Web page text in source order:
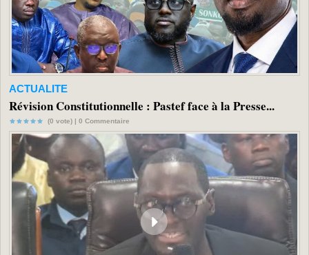
ACTUALITE
Révision Constitutionnelle : Pastef face à la Presse...
(0 vote) | 0 Commentaire